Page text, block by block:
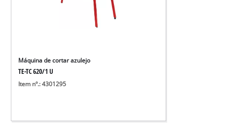
Máquina de cortar azulejo
TE-TC 620/1 U
Item nº.: 4301295